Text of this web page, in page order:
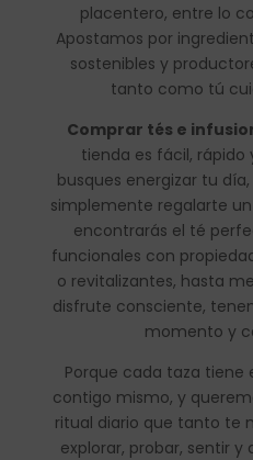
placentero, entre lo
Apostamos por
sostenibles y
tanto como tú
Comprar tés e
tienda es fácil, rápido
busques energizar tu
simplemente regalarte
encontrarás el té
funcionales con
o revitalizantes, hasta
disfrute consciente,
momento y
Porque cada taza
contigo mismo, y
ritual diario que tanto te
explorar, probar, sentir